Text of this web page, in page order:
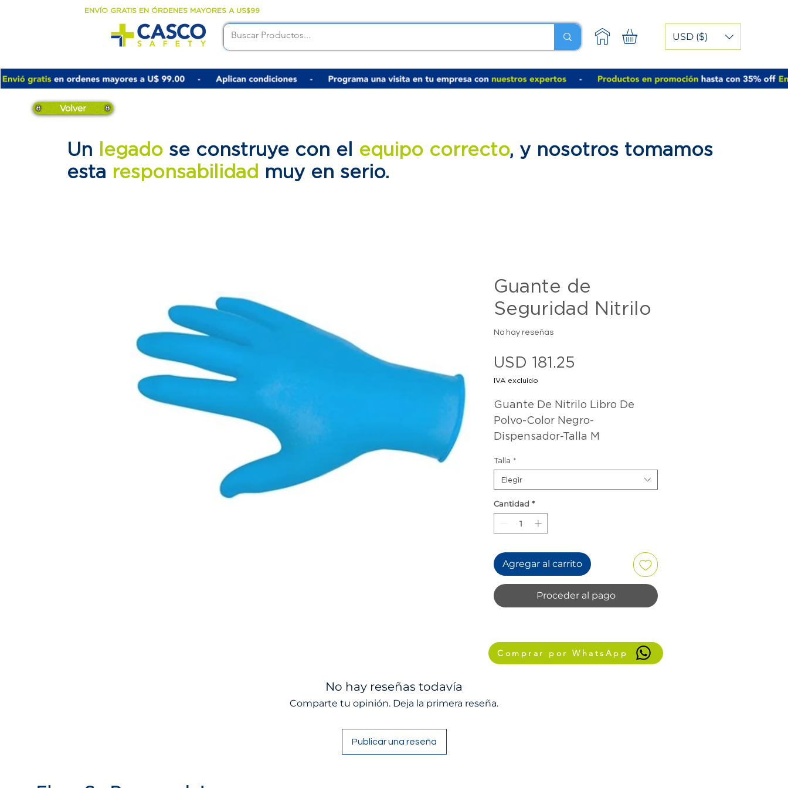
ENVÍO GRATIS EN ÓRDENES MAYORES A US$99
USD ($)
Volver
Guante de
Seguridad Nitrilo
No hay reseñas
USD 181.25
IVA excluido
Guante De Nitrilo Libro De
Polvo-Color Negro-
Dispensador-Talla M
Talla *
Elegir
Cantidad *
Agregar al carrito
Proceder al pago
No hay reseñas todavía
Comparte tu opinión. Deja la primera reseña.
Publicar una reseña
Un legado se construye con el equipo correcto, y nosotros tomamos
esta responsabilidad muy en serio.
Comprar por WhatsApp